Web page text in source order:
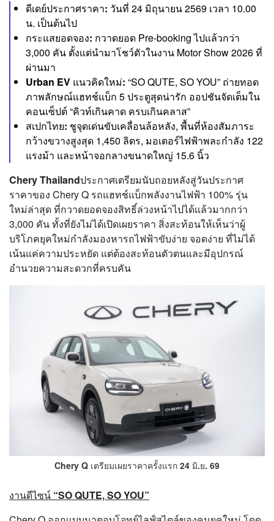
ดีเดย์ประกาศราคา: วันที่ 24 มิถุนายน 2569 เวลา 10.00
น. เป็นต้นไป
กระแสยอดจอง: กวาดยอด Pre-booking ไปแล้วกว่า
3,000 คัน ตั้งแต่นำมาโชว์ตัวในงาน Motor Show 2026 ที่
ผ่านมา
Urban EV แนวคิดใหม่: “SO QUTE, SO YOU” ถ่ายทอด
ภาพลักษณ์แฮทช์แบ็ก 5 ประตูสุดน่ารัก ออปชันจัดเต็มใน
คอนเซ็ปต์ “คิวท์เกินคาด ครบเกินคลาส”
สเปกไทย: ชูจุดเด่นขับเคลื่อนล้อหลัง, พื้นที่ห้องสัมภาระ
กว้างขวางสูงสุด 1,450 ลิตร, มอเตอร์ไฟฟ้าพละกำลัง 122
แรงม้า และหน้าจอกลางขนาดใหญ่ 15.6 นิ้ว
Chery Thailandประกาศเตรียมนับถอยหลังสู่วันประกาศ
ราคาของ Chery Q รถแฮทช์แบ็กพลังงานไฟฟ้า 100% รุ่น
ใหม่ล่าสุด ที่กวาดยอดจองสิทธิ์ล่วงหน้าไปได้แล้วมากกว่า
3,000 คัน ทั้งที่ยังไม่ได้เปิดเผยราคา สิ่งสะท้อนให้เห็นว่าผู้
บริโภคยุคใหม่กำลังมองหารถไฟฟ้าขับง่าย จอดง่าย ที่ไม่ได้
เน้นแค่ความประหยัด แต่ต้องสะท้อนตัวตนและมีอุปกรณ์
อำนวยความสะดวกที่ครบคัน
Chery Q เตรียมเผยราคาครั้งแรก 24 มิ.ย. 69
งานดีไซน์ “SO QUTE, SO YOU”